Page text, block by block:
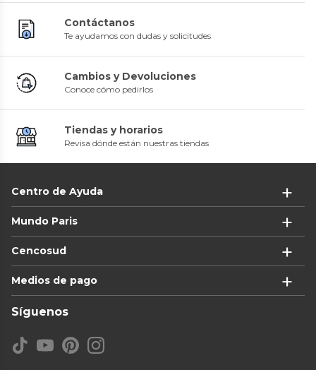
Contáctanos
Te ayudamos con dudas y solicitudes
Cambios y Devoluciones
Conoce cómo pedirlos
Tiendas y horarios
Revisa dónde están nuestras tiendas
Centro de Ayuda
Mundo Paris
Cencosud
Medios de pago
Síguenos